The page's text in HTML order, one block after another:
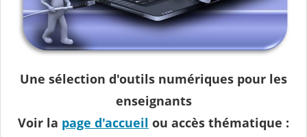
Une sélection d'outils numériques pour les
enseignants
Voir la page d'accueil ou accès thématique :